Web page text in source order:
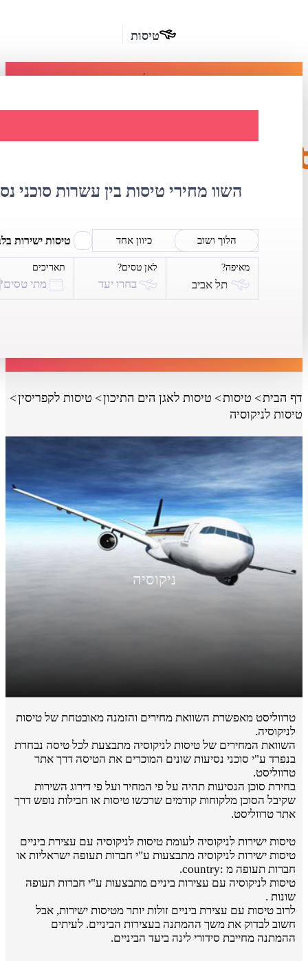
טיסות
מומלץ
בחו"ל
השכרת
רכב
השוו מחירי טיסות בין עשרות סוכני
הלוך ושוב כיוון אחד טיסות ישירות
מאיפה?
תל אביב
לאן טסים?
בחרו יעד
תאריכים
מתי
דף הבית טיסות טיסות לאגן הים התיכון
טיסות לקפריסין
טיסות לניקוסיה
ניקוסיה
טרווליסט מאפשרת השוואת מחירים והזמנה מאובטחת של טיסות
לניקוסיה.
השוואת המחירים של טיסות לניקוסיה מתבצעת לכל טיסה נבחרת
בנפרד ע"י סוכני נסיעות שונים המוכרים את הטיסה דרך אתר
טרווליסט.
בחירת סוכן הנסיעות תהיה על פי המחיר ועל פי דירוג השירות
שקיבל הסוכן מלקוחות קודמים שרכשו טיסות או חבילות נופש דרך
אתר טרווליסט.
טיסות ישירות לניקוסיה לעומת טיסות לניקוסיה עם עצירת ביניים
טיסות ישירות לניקוסיה מתבצעות ע"י חברות תעופה ישראליות או
חברות תעופה מ :country.
טיסות לניקוסיה עם עצירות ביניים מתבצעות ע"י חברות תעופה
שונות .
לרוב טיסות עם עצירת ביניים זולות יותר מטיסות ישירות, אבל
חשוב לבדוק את משך ההמתנה בעצירות הביניים. לעיתים
ההמתנה מחייבת סידורי לינה ביעד הביניים.